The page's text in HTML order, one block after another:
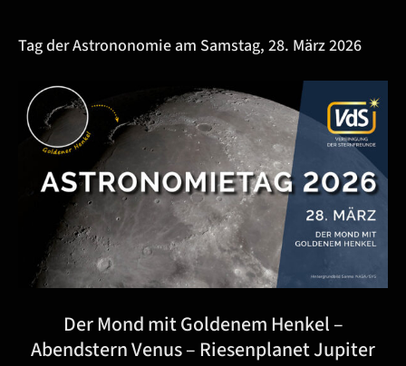
Tag der Astrononomie am Samstag, 28. März 2026
Der Mond mit Goldenem Henkel –
Abendstern Venus – Riesenplanet Jupiter